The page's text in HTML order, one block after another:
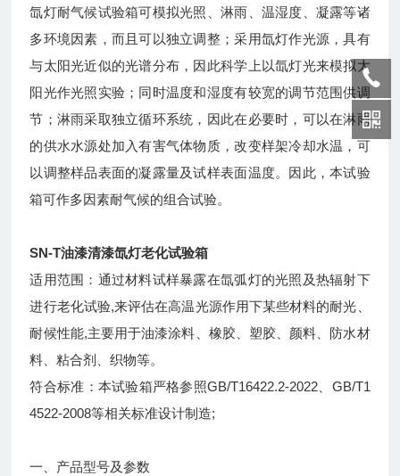
氙灯耐气候试验箱可模拟光照、淋雨、温湿度、凝露等诸
多环境因素，而且可以独立调整；采用氙灯作光源，具有
与太阳光近似的光谱分布，因此科学上以氙灯光来模拟太
阳光作光照实验；同时温度和湿度有较宽的调节范围供调
节；淋雨采取独立循环系统，因此在必要时，可以在淋雨
的供水水源处加入有害气体物质，改变样架冷却水温，可
以调整样品表面的凝露量及试样表面温度。因此，本试验
箱可作多因素耐气候的组合试验。
SN-T油漆清漆氙灯老化试验箱
适用范围：通过材料试样暴露在氙弧灯的光照及热辐射下
进行老化试验,来评估在高温光源作用下某些材料的耐光、
耐候性能,主要用于油漆涂料、橡胶、塑胶、颜料、防水材
料、粘合剂、织物等。
符合标准：本试验箱严格参照GB/T16422.2-2022、GB/T1
4522-2008等相关标准设计制造;
一、产品型号及参数